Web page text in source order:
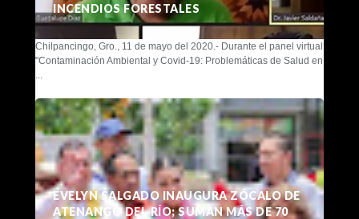
INCENDIOS FORESTALES
Chilpancingo, Gro., 11 de mayo del 2020.- Durante el panel virtual
"Contaminación Ambiental y Covid-19: Problemáticas de Salud en
EVELYN SALGADO INAUGURA ZÓCALO DE
ATENANGO DEL RÍO; SUMAN MÁS DE 70